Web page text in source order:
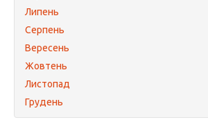
Липень
Серпень
Вересень
Жовтень
Листопад
Грудень